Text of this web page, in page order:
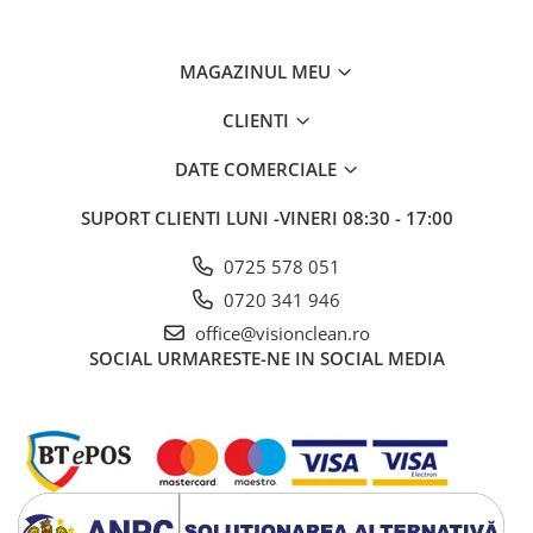
Dimensiuni (L x l x I): 79 x 45 x 43 cm
MAGAZINUL MEU
CLIENTI
DATE COMERCIALE
SUPORT CLIENTI LUNI -VINERI 08:30 - 17:00
0725 578 051
0720 341 946
office@visionclean.ro
SOCIAL URMARESTE-NE IN SOCIAL MEDIA